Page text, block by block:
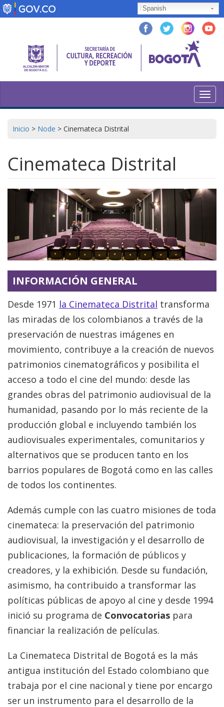
Skip
to
Spanish
Inicio > Node > Cinemateca Distrital
Cinemateca Distrital
INFORMACIÓN GENERAL
Desde 1971 la Cinemateca Distrital transforma
las miradas de los colombianos a través de la
preservación de nuestras imágenes en
movimiento, contribuye a la creación de nuevos
patrimonios cinematográficos y posibilita el
acceso a todo el cine del mundo: desde las
grandes obras del patrimonio audiovisual de la
humanidad, pasando por lo más reciente de la
producción global e incluyendo también los
audiovisuales experimentales, comunitarios y
alternativos que se producen tanto en los
barrios populares de Bogotá como en las calles
de todos los continentes.
Además cumple con las cuatro misiones de toda
cinemateca: la preservación del patrimonio
audiovisual, la investigación y el desarrollo de
publicaciones, la formación de públicos y
creadores, y la exhibición. Desde su fundación,
asimismo, ha contribuido a transformar las
políticas públicas de apoyo al cine y desde 1994
inició su programa de Convocatorias para
financiar la realización de películas.
La Cinemateca Distrital de Bogotá es la más
antigua institución del Estado colombiano que
trabaja por el cine nacional y tiene por encargo
ser un instrumento para el desarrollo de la